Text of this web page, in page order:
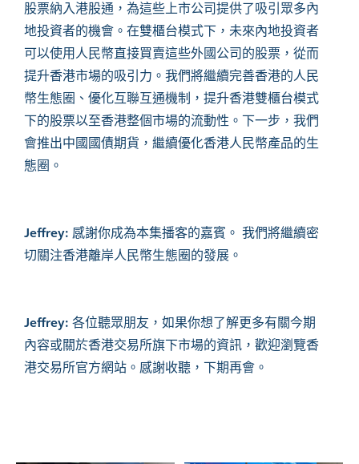
股票納入港股通，為這些上市公司提供了吸引眾多內
地投資者的機會。在雙櫃台模式下，未來內地投資者
可以使用人民幣直接買賣這些外國公司的股票，從而
提升香港市場的吸引力。我們將繼續完善香港的人民
幣生態圈、優化互聯互通機制，提升香港雙櫃台模式
下的股票以至香港整個市場的流動性。下一步，我們
會推出中國國債期貨，繼續優化香港人民幣產品的生
態圈。
Jeffrey: 感謝你成為本集播客的嘉賓。 我們將繼續密
切關注香港離岸人民幣生態圈的發展。
Jeffrey: 各位聽眾朋友，如果你想了解更多有關今期
內容或關於香港交易所旗下市場的資訊，歡迎瀏覽香
港交易所官方網站。感謝收聽，下期再會。